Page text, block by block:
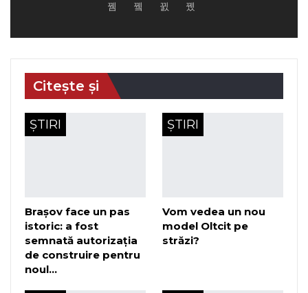
Citește și
ȘTIRI
Brașov face un pas
istoric: a fost
semnată autorizația
de construire pentru
noul…
ȘTIRI
Vom vedea un nou
model Oltcit pe
străzi?